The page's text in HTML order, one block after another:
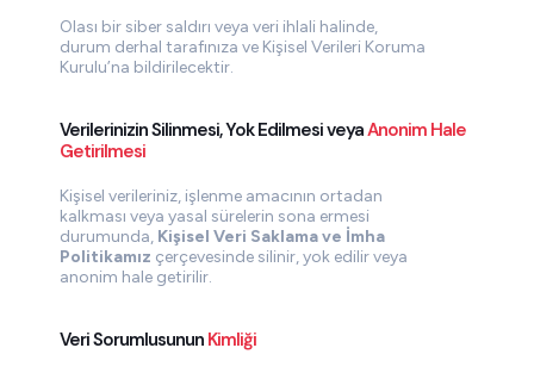
Olası bir siber saldırı veya veri ihlali halinde,
durum derhal tarafınıza ve Kişisel Verileri Koruma
Kurulu’na bildirilecektir.
Verilerinizin Silinmesi, Yok Edilmesi veyaAnonim Hale
Getirilmesi
Kişisel verileriniz, işlenme amacının ortadan
kalkması veya yasal sürelerin sona ermesi
durumunda, Kişisel Veri Saklama ve İmha
Politikamız çerçevesinde silinir, yok edilir veya
anonim hale getirilir.
Veri Sorumlusunun Kimliği